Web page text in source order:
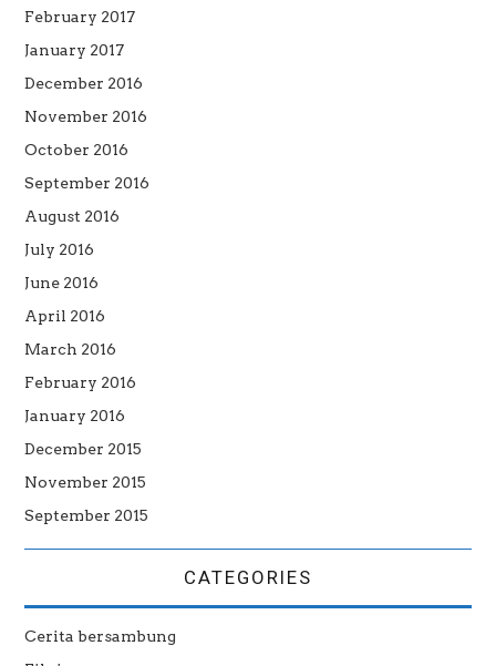
February 2017
January 2017
December 2016
November 2016
October 2016
September 2016
August 2016
July 2016
June 2016
April 2016
March 2016
February 2016
January 2016
December 2015
November 2015
September 2015
CATEGORIES
Cerita bersambung